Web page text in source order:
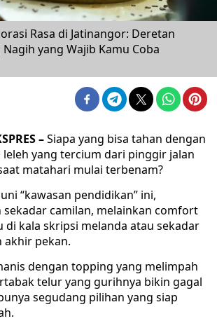
Rasa di Jatinangor: Deretan
yang Wajib Kamu Coba
–Siapa yang bisa tahan dengan
yang tercium dari pinggir jalan
matahari mulai terbenam?
“kawasan pendidikan” ini,
camilan, melainkan comfort
kala skripsi melanda atau sekadar
akhir pekan.
dengan topping yang melimpah
telur yang gurihnya bikin gagal
segudang pilihan yang siap